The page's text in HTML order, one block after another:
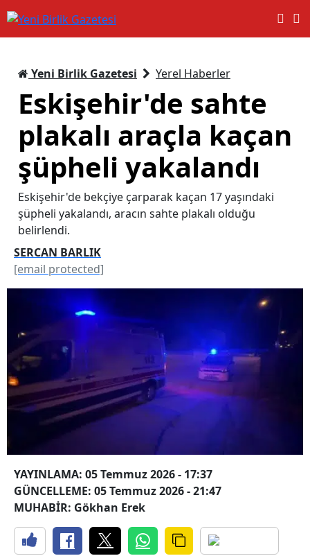
Yeni Birlik Gazetesi Yerel Haberler
Eskişehir'de sahte
plakalı araçla kaçan
şüpheli yakalandı
Eskişehir'de bekçiye çarparak kaçan 17 yaşındaki
şüpheli yakalandı, aracın sahte plakalı olduğu
belirlendi.
SERCAN BARLIK
[email protected]
YAYINLAMA: 05 Temmuz 2026 - 17:37
GÜNCELLEME: 05 Temmuz 2026 - 21:47
MUHABİR: Gökhan Erek